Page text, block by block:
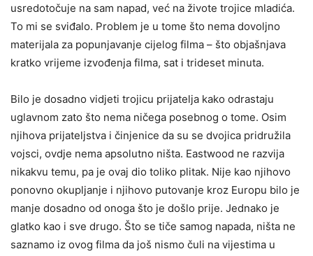
usredotočuje na sam napad, već na živote trojice mladića.
To mi se sviđalo. Problem je u tome što nema dovoljno
materijala za popunjavanje cijelog filma – što objašnjava
kratko vrijeme izvođenja filma, sat i trideset minuta.
Bilo je dosadno vidjeti trojicu prijatelja kako odrastaju
uglavnom zato što nema ničega posebnog o tome. Osim
njihova prijateljstva i činjenice da su se dvojica pridružila
vojsci, ovdje nema apsolutno ništa. Eastwood ne razvija
nikakvu temu, pa je ovaj dio toliko plitak. Nije kao njihovo
ponovno okupljanje i njihovo putovanje kroz Europu bilo je
manje dosadno od onoga što je došlo prije. Jednako je
glatko kao i sve drugo. Što se tiče samog napada, ništa ne
saznamo iz ovog filma da još nismo čuli na vijestima u